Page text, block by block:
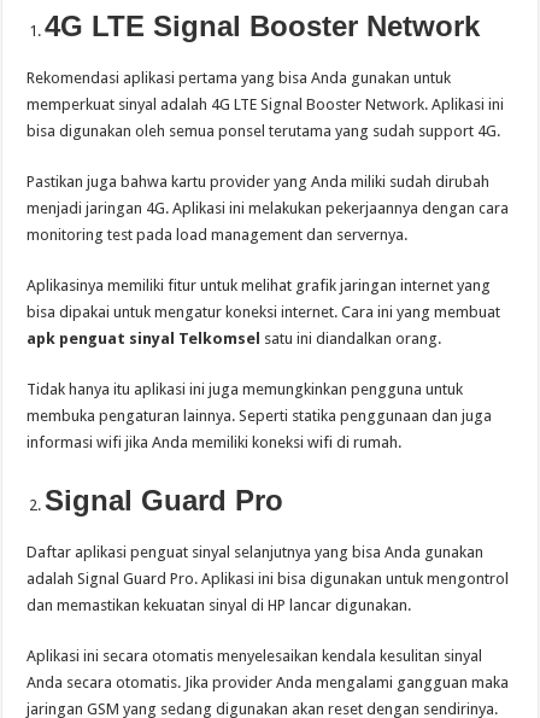
4G LTE Signal Booster Network
Rekomendasi aplikasi pertama yang bisa Anda gunakan untuk
memperkuat sinyal adalah 4G LTE Signal Booster Network. Aplikasi ini
bisa digunakan oleh semua ponsel terutama yang sudah support 4G.
Pastikan juga bahwa kartu provider yang Anda miliki sudah dirubah
menjadi jaringan 4G. Aplikasi ini melakukan pekerjaannya dengan cara
monitoring test pada load management dan servernya.
Aplikasinya memiliki fitur untuk melihat grafik jaringan internet yang
bisa dipakai untuk mengatur koneksi internet. Cara ini yang membuat
apk penguat sinyal Telkomsel satu ini diandalkan orang.
Tidak hanya itu aplikasi ini juga memungkinkan pengguna untuk
membuka pengaturan lainnya. Seperti statika penggunaan dan juga
informasi wifi jika Anda memiliki koneksi wifi di rumah.
Signal Guard Pro
Daftar aplikasi penguat sinyal selanjutnya yang bisa Anda gunakan
adalah Signal Guard Pro. Aplikasi ini bisa digunakan untuk mengontrol
dan memastikan kekuatan sinyal di HP lancar digunakan.
Aplikasi ini secara otomatis menyelesaikan kendala kesulitan sinyal
Anda secara otomatis. Jika provider Anda mengalami gangguan maka
jaringan GSM yang sedang digunakan akan reset dengan sendirinya.